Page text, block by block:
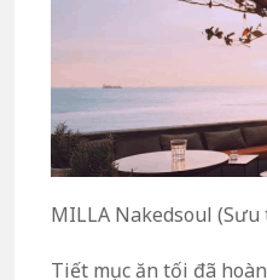
MILLA Nakedsoul (Sưu
Tiết mục ăn tối đã